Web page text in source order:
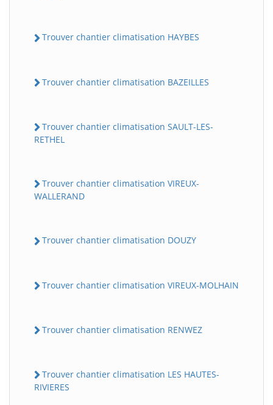
Trouver chantier climatisation HAYBES
Trouver chantier climatisation BAZEILLES
Trouver chantier climatisation SAULT-LES-
RETHEL
Trouver chantier climatisation VIREUX-
WALLERAND
Trouver chantier climatisation DOUZY
Trouver chantier climatisation VIREUX-MOLHAIN
Trouver chantier climatisation RENWEZ
Trouver chantier climatisation LES HAUTES-
RIVIERES